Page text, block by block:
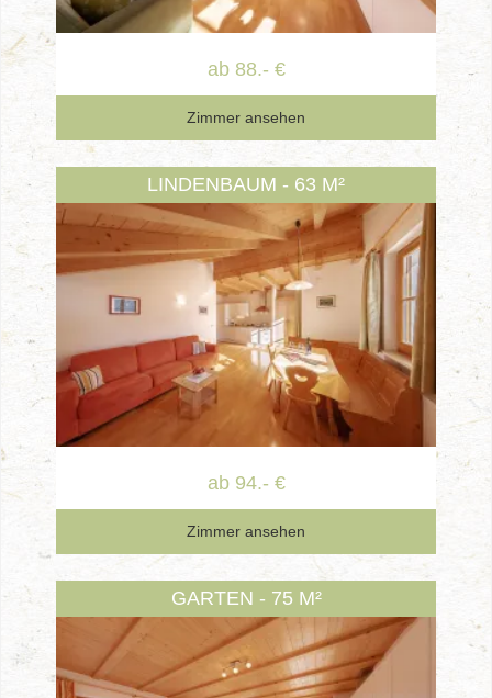
ab 88.- €
Zimmer ansehen
LINDENBAUM - 63 M²
ab 94.- €
Zimmer ansehen
GARTEN - 75 M²